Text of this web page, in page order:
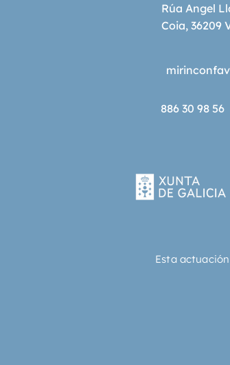
Rúa Angel
Coia, 36209
886 30 98 56
Esta